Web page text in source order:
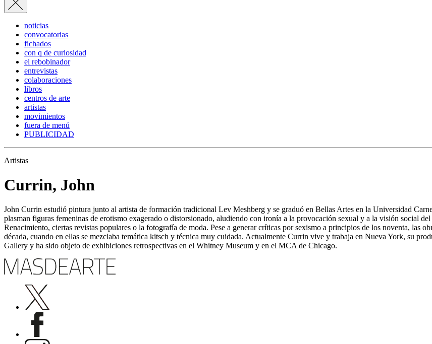
noticias
convocatorias
fichados
con q de curiosidad
el rebobinador
entrevistas
colaboraciones
libros
centros de arte
artistas
movimientos
fuera de menú
PUBLICIDAD
Artistas
Currin, John
John Currin estudió pintura junto al artista de formación tradicional Lev Meshberg y se graduó en Bellas Artes en la Universidad
plasman figuras femeninas de erotismo exagerado o distorsionado, aludiendo con ironía a la provocación sexual y a la visión social
Renacimiento, ciertas revistas populares o la fotografía de moda. Pese a generar críticas por sexismo a principios de los noventa, las
década, cuando en ellas se mezclaba temática kitsch y técnica muy cuidada. Actualmente Currin vive y trabaja en Nueva York, su
Gallery y ha sido objeto de exhibiciones retrospectivas en el Whitney Museum y en el MCA de Chicago.